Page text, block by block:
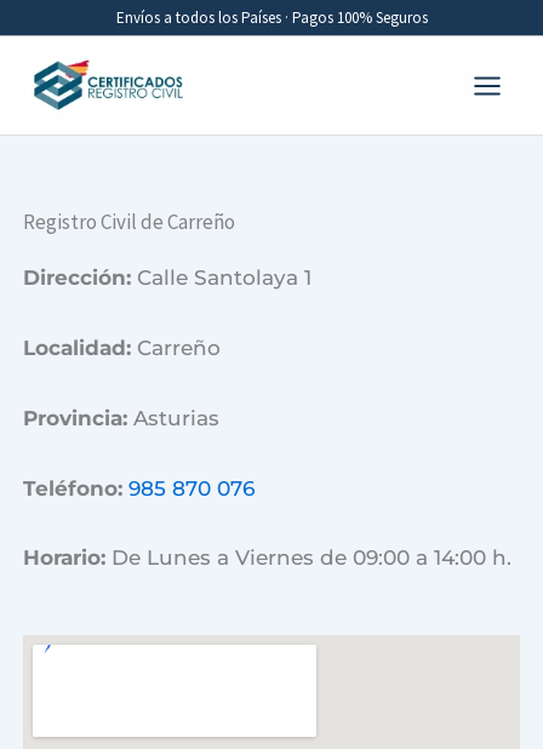
contenido
Envíos a todos los Países · Pagos 100% Seguros
Registro Civil de Carreño
Dirección: Calle Santolaya 1
Localidad: Carreño
Provincia:Asturias
Teléfono: 985 870 076
Horario: De Lunes a Viernes de 09:00 a 14:00 h.